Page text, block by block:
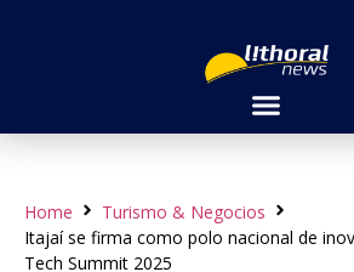
Home
Turismo & Negocios
Itajaí se firma como polo nacional de
Tech Summit 2025